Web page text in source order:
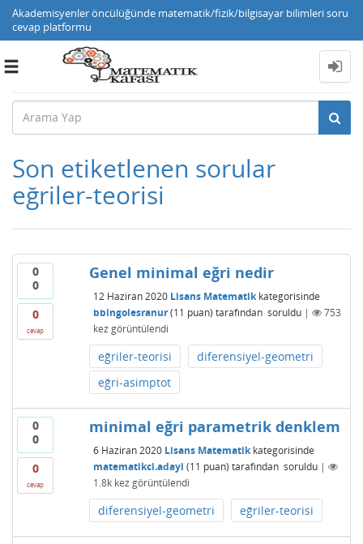
Akademisyenler öncülüğünde matematik/fizik/bilgisayar bilimleri soru
cevap platformu
Toggle
Son etiketlenen sorular
eğriler-teorisi
0
0
0
cevap
Genel minimal eğri nedir
12 Haziran 2020 Lisans Matematikkategorisinde
bbingolesranur (11 puan) tarafından soruldu |
753
kez görüntülendi
eğriler-teorisi
diferensiyel-geometri
eğri-asimptot
0
0
0
cevap
minimal eğri parametrik denklem
6 Haziran 2020 Lisans Matematikkategorisinde
matematikci.adayi (11 puan) tarafından soruldu |
1.8kkez görüntülendi
diferensiyel-geometri eğriler-teorisi